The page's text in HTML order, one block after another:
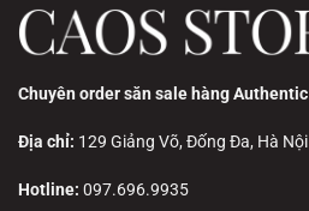
Chuyên order săn sale hàng Authentic
Địa chỉ: 129 Giảng Võ, Đống Đa, Hà Nội
Hotline: 097.696.9935